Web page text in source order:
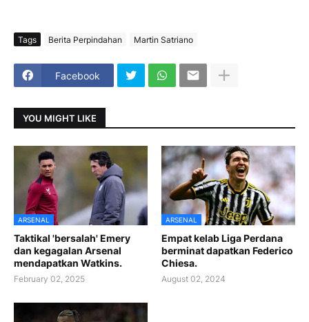
Tags Berita Perpindahan Martin Satriano
Facebook
YOU MIGHT LIKE
ARSENAL
Taktikal 'bersalah' Emery
dan kegagalan Arsenal
mendapatkan Watkins.
February 02, 2025
ARSENAL
Empat kelab Liga Perdana
berminat dapatkan Federico
Chiesa.
August 02, 2024